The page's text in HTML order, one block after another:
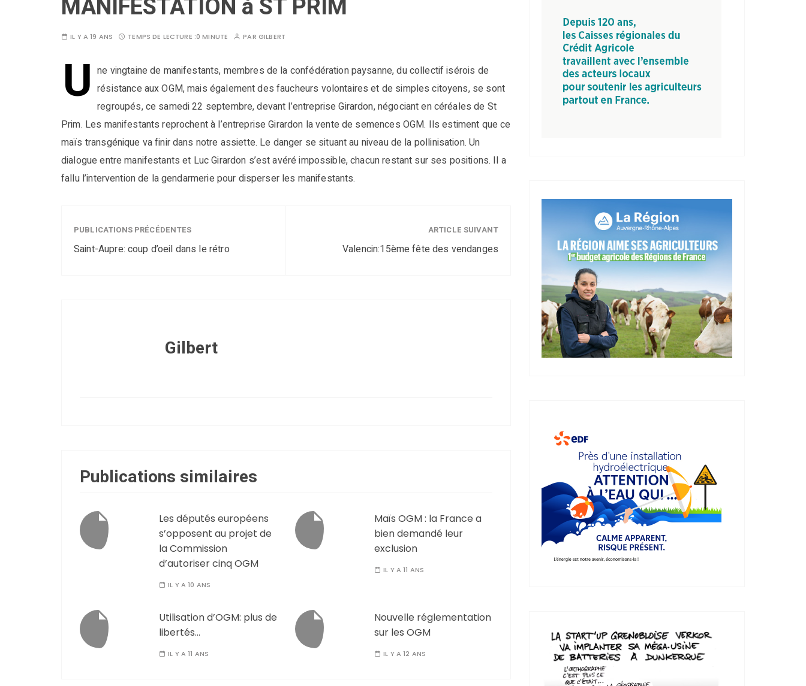
MANIFESTATION à ST PRIM
IL Y A 19 ANS TEMPS DE LECTURE :0 MINUTE PAR GILBERT
U ne vingtaine de manifestants, membres de la confédération paysanne, du collectif isérois de
résistance aux OGM, mais également des faucheurs volontaires et de simples citoyens, se sont
regroupés, ce samedi 22 septembre, devant l’entreprise Girardon, négociant en céréales de St
Prim. Les manifestants reprochent à l’entreprise Girardon la vente de semences OGM. Ils estiment que ce
maïs transgénique va finir dans notre assiette. Le danger se situant au niveau de la pollinisation. Un
dialogue entre manifestants et Luc Girardon s’est avéré impossible, chacun restant sur ses positions. Il a
fallu l’intervention de la gendarmerie pour disperser les manifestants.
PUBLICATIONS PRÉCÉDENTES
Saint-Aupre: coup d’oeil dans le rétro
ARTICLE SUIVANT
Valencin:15ème fête des vendanges
Gilbert
Publications similaires
Les députés européens
s’opposent au projet de
la Commission
d’autoriser cinq OGM
IL Y A 10 ANS
Maïs OGM : la France a
bien demandé leur
exclusion
IL Y A 11 ANS
Utilisation d’OGM: plus de
libertés…
IL Y A 11 ANS
Nouvelle réglementation
sur les OGM
IL Y A 12 ANS